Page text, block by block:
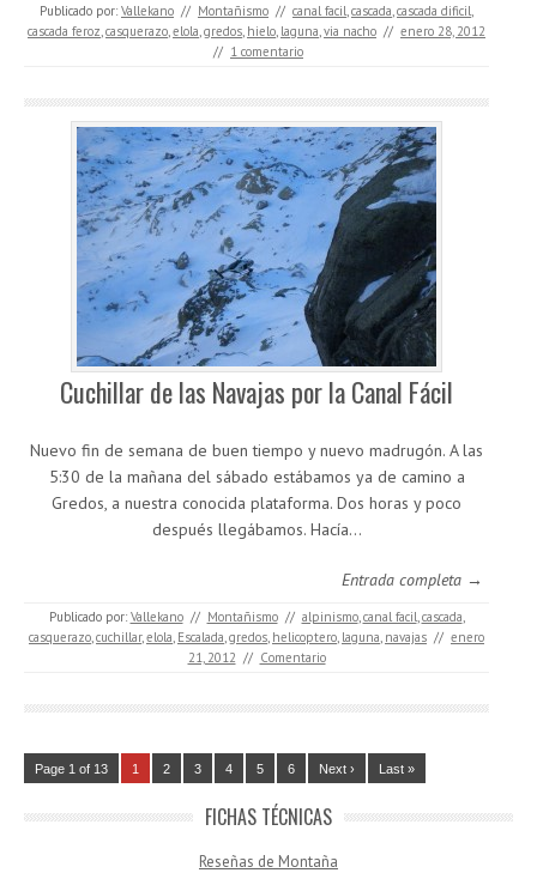
Publicado por: Vallekano // Montañismo // canal facil cascada cascada dificil
cascada feroz casquerazo elola gredos hielo laguna via nacho // enero 28, 2012
// 1 comentario
Cuchillar de las Navajas por la Canal Fácil
Nuevo fin de semana de buen tiempo y nuevo madrugón. A las
5:30 de la mañana del sábado estábamos ya de camino a
Gredos, a nuestra conocida plataforma. Dos horas y poco
después llegábamos. Hacía…
Entrada completa →
Publicado por: Vallekano // Montañismo // alpinismo, canal facil cascada
casquerazo cuchillar, elola Escalada gredos helicoptero laguna navajas // enero
21, 2012 // Comentario
Page 1 of 13 1 2 3 4 5 6 Next › Last »
FICHAS TÉCNICAS
Reseñas de Montaña